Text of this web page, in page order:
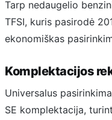
Tarp nedaugelio
TFSI, kuris pasirodė
ekonomiškas
Komplektacijos
Universalus
SE komplektacija,